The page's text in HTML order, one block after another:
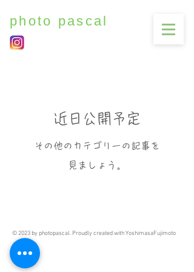
photo pascal
近日公開予定
その他のカテゴリーの記事を
見ましょう。
© 2023 by photopascal. Proudly created with YoshimasaFujimoto